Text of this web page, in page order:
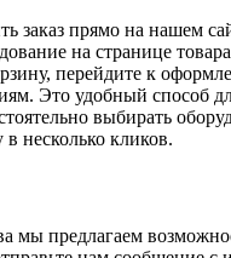
заказ прямо на нашем
на странице
перейдите к
Это удобный способ
выбирать
несколько кликов.
мы предлагаем